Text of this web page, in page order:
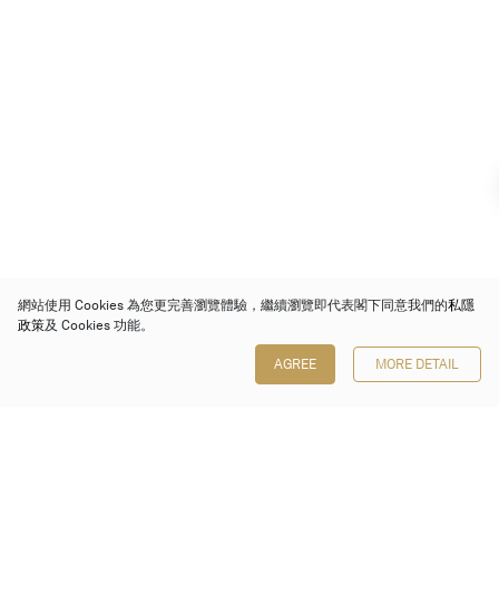
網站使用 Cookies 為您更完善瀏覽體驗，繼續瀏覽即代表閣下同意我們的私隱
政策及 Cookies 功能。
AGREE MORE DETAIL